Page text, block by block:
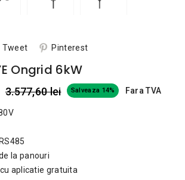
Tweet Pinterest
Ongrid 6kW
3.577,60 lei Salveaza 14% Fara TVA
la panouri
aplicatie gratuita